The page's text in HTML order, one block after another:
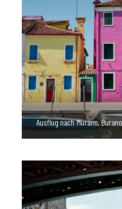
Ausflug nach Murano,